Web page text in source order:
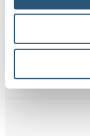
grupales